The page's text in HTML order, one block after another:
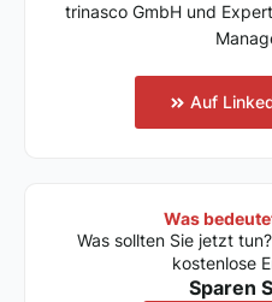
trinasco GmbH und
Auf
Was
Was sollten Sie jetzt
kostenlose
Sparen